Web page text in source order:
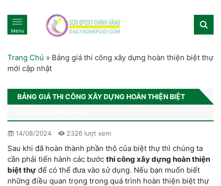
Menu
Trang Chủ » Bảng giá thi công xây dựng hoàn thiện biệt thự
mới cập nhật
BẢNG GIÁ THI CÔNG XÂY DỰNG HOÀN THIỆN BIỆT
14/08/2024 2326 lượt xem
Sau khi đã hoàn thành phần thô của biệt thự thì chúng ta
cần phải tiến hành các bước thi công xây dựng hoàn thiện
biệt thự để có thể đưa vào sử dụng. Nếu bạn muốn biết
những điều quan trọng trong quá trình hoàn thiện biệt thự